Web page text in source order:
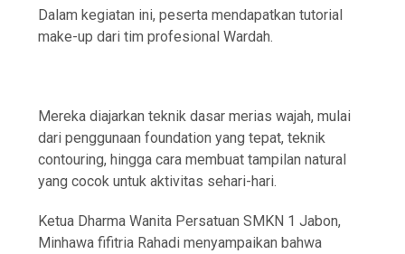
Dalam kegiatan ini, peserta mendapatkan tutorial
make-up dari tim profesional Wardah.
Mereka diajarkan teknik dasar merias wajah, mulai
dari penggunaan foundation yang tepat, teknik
contouring, hingga cara membuat tampilan natural
yang cocok untuk aktivitas sehari-hari.
Ketua Dharma Wanita Persatuan SMKN 1 Jabon,
Minhawa fifitria Rahadi menyampaikan bahwa